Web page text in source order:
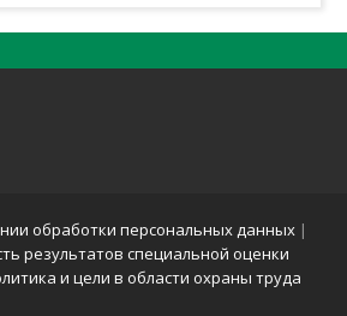
обработки персональных данных |
результатов специальной оценки
и цели в области охраны труда